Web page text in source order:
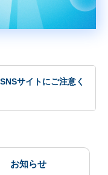
サイトにご注意く
お知らせ